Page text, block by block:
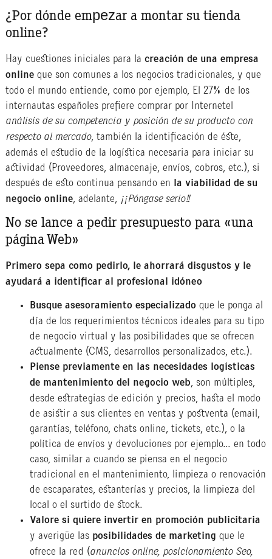
¿Por dónde empezar a montar su tienda
online?
Hay cuestiones iniciales para la creación de una empresa
onlineque son comunes a los negocios tradicionales, y que
todo el mundo entiende, como por ejemplo, El 27% de los
internautas españoles prefiere comprar por Internetel
análisis de su competencia y posición de su producto con
respecto al mercado, también la identificación de éste,
además el estudio de la logística necesaria para iniciar su
actividad (Proveedores, almacenaje, envíos, cobros, etc.), si
después de esto continua pensando en la viabilidad de su
negocio online, adelante, ¡¡Póngase serio!!
No se lance a pedir presupuesto para «una
página Web»
Primero sepa como pedirlo, le ahorrará disgustos y le
ayudará a identificar al profesional idóneo
Busque asesoramiento especializadoque le ponga al
día de los requerimientos técnicos ideales para su tipo
de negocio virtual y las posibilidades que se ofrecen
actualmente (CMS, desarrollos personalizados, etc.).
Piense previamente en las necesidades logísticas
de mantenimiento del negocio web, son múltiples,
desde estrategias de edición y precios, hasta el modo
de asistir a sus clientes en ventas y postventa (email,
garantías, teléfono, chats online, tickets, etc.), o la
política de envíos y devoluciones por ejemplo… en todo
caso, similar a cuando se piensa en el negocio
tradicional en el mantenimiento, limpieza o renovación
de escaparates, estanterías y precios, la limpieza del
local o el surtido de stock.
Valore si quiere invertir en promoción publicitaria
y averigüe las posibilidades de marketing que le
ofrece la red (anuncios online, posicionamiento Seo,